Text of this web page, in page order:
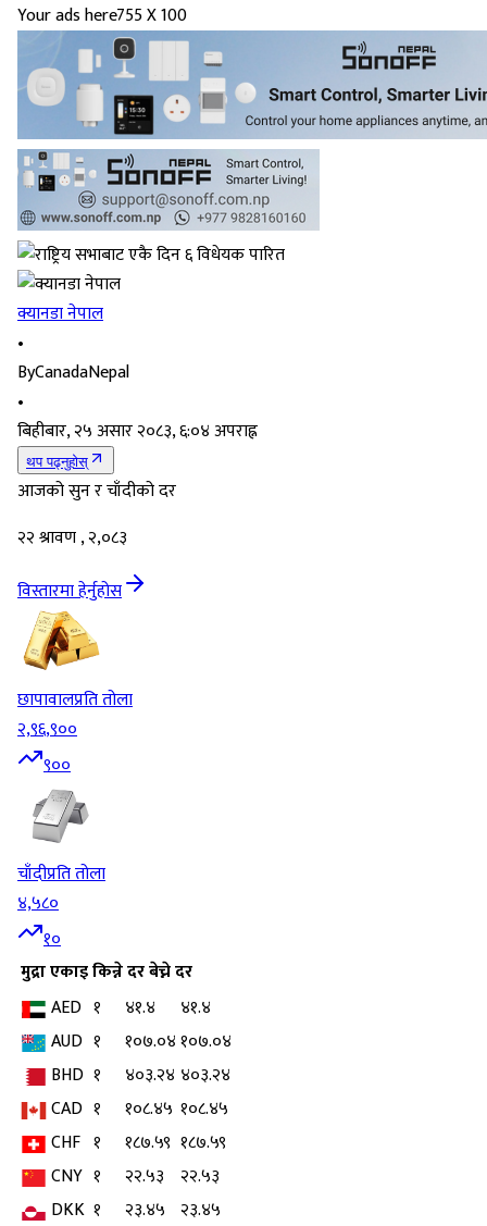
Your ads here755 X 100
क्यानडा नेपाल
•
ByCanadaNepal
•
बिहीबार, २५ असार २०८३, ६:०४ अपराह्न
थप पढ्नुहोस्
आजको सुन र चाँदीको दर
२२ श्रावण , २,०८३
विस्तारमा हेर्नुहोस
छापावालप्रति तोला
२,९६,९००
९००
चाँदीप्रति तोला
४,५८०
१०
मुद्राएकाइकिन्ने दरबेच्ने दर
AED १ ४१.४
४१.४
AUD १ १०७.०४१०७.०४
BHD १ ४०३.२४ ४०३.२४
CAD १ १०८.४५ १०८.४५
CHF १ १८७.५९ १८७.५९
CNY १ २२.५३
२२.५३
DKK १ २३.४५ २३.४५